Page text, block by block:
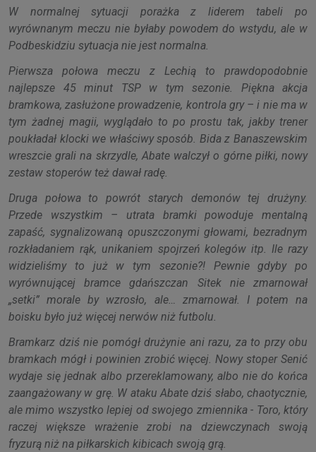
W normalnej sytuacji porażka z liderem tabeli po
wyrównanym meczu nie byłaby powodem do wstydu, ale w
Podbeskidziu sytuacja nie jest normalna.
Pierwsza połowa meczu z Lechią to prawdopodobnie
najlepsze 45 minut TSP w tym sezonie. Piękna akcja
bramkowa, zasłużone prowadzenie, kontrola gry – i nie ma w
tym żadnej magii, wyglądało to po prostu tak, jakby trener
poukładał klocki we właściwy sposób. Bida z Banaszewskim
wreszcie grali na skrzydle, Abate walczył o górne piłki, nowy
zestaw stoperów też dawał radę.
Druga połowa to powrót starych demonów tej drużyny.
Przede wszystkim – utrata bramki powoduje mentalną
zapaść, sygnalizowaną opuszczonymi głowami, bezradnym
rozkładaniem rąk, unikaniem spojrzeń kolegów itp. Ile razy
widzieliśmy to już w tym sezonie?! Pewnie gdyby po
wyrównującej bramce gdańszczan Sitek nie zmarnował
„setki” morale by wzrosło, ale… zmarnował. I potem na
boisku było już więcej nerwów niż futbolu.
Bramkarz dziś nie pomógł drużynie ani razu, za to przy obu
bramkach mógł i powinien zrobić więcej. Nowy stoper Senić
wydaje się jednak albo przereklamowany, albo nie do końca
zaangażowany w grę. W ataku Abate dziś słabo, chaotycznie,
ale mimo wszystko lepiej od swojego zmiennika - Toro, który
raczej większe wrażenie zrobi na dziewczynach swoją
fryzurą niż na piłkarskich kibicach swoją grą.